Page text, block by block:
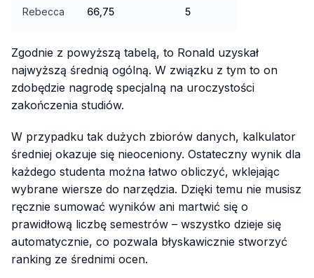
Rebecca 66,75 5
Zgodnie z powyższą tabelą, to Ronald uzyskał
najwyższą średnią ogólną. W związku z tym to on
zdobędzie nagrodę specjalną na uroczystości
zakończenia studiów.
W przypadku tak dużych zbiorów danych, kalkulator
średniej okazuje się nieoceniony. Ostateczny wynik dla
każdego studenta można łatwo obliczyć, wklejając
wybrane wiersze do narzędzia. Dzięki temu nie musisz
ręcznie sumować wyników ani martwić się o
prawidłową liczbę semestrów – wszystko dzieje się
automatycznie, co pozwala błyskawicznie stworzyć
ranking ze średnimi ocen.